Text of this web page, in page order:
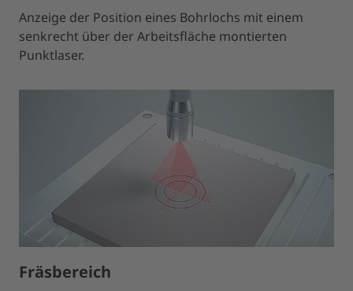
Anzeige der Position eines Bohrlochs mit einem
senkrecht über der Arbeitsfläche montierten
Punktlaser.
Fräsbereich